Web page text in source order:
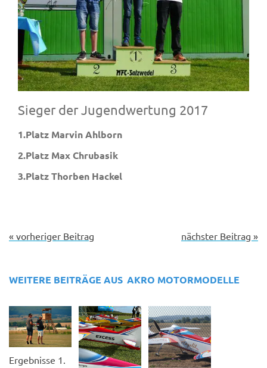
Sieger der Jugendwertung 2017
1.Platz Marvin Ahlborn
2.Platz Max Chrubasik
3.Platz Thorben Hackel
« vorheriger Beitrag nächster Beitrag »
WEITERE BEITRÄGE AUS AKRO MOTORMODELLE
Ergebnisse 1.